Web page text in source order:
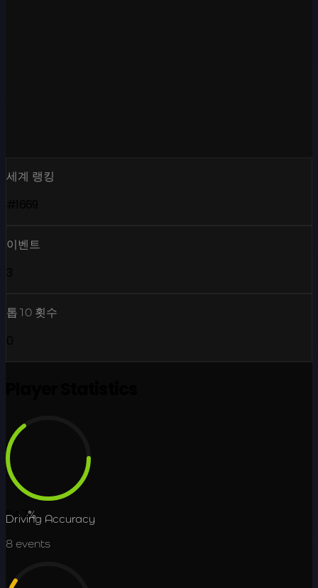
세계 랭킹
이벤트
톱10 횟수
64.7%
Driving Accuracy
8 events